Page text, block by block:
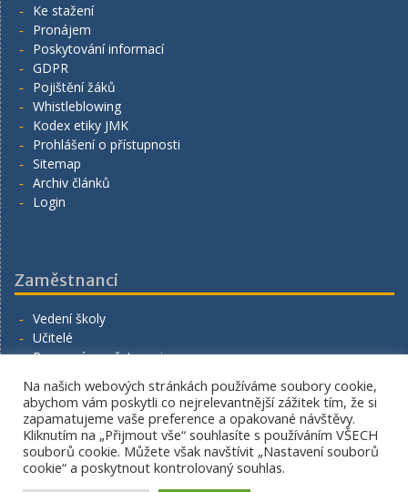
Ke stažení
Pronájem
Poskytování informací
GDPR
Pojištění žáků
Whistleblowing
Kodex etiky JMK
Prohlášení o přístupnosti
Sitemap
Archiv článků
Login
Zaměstnanci
Vedení školy
Učitelé
Provozní zaměstnanci
Napište nám
Copyright. All rights reserved.
Na našich webových stránkách používáme soubory cookie,
abychom vám poskytli co nejrelevantnější zážitek tím, že si
zapamatujeme vaše preference a opakované návštěvy.
Kliknutím na „Přijmout vše“ souhlasíte s používáním VŠECH
souborů cookie. Můžete však navštívit „Nastavení souborů
cookie“ a poskytnout kontrolovaný souhlas.